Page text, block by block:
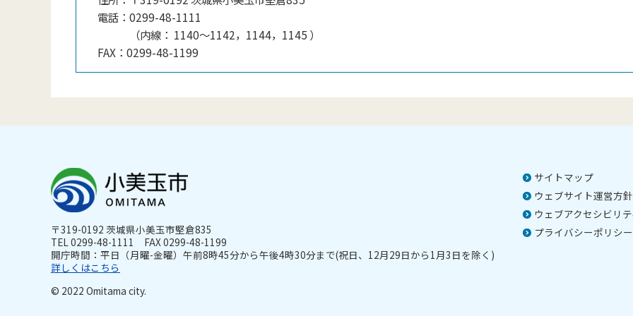
電話： 0299-48-1111
（内線 ： 1140〜1142，1144，1145 ）
FAX： 0299-48-1199
サイトマップ
ウェブサイト運営方針
ウェブアクセシビリ
プライバシーポリシー
〒319-0192 茨城県小美玉市堅倉835
TEL 0299-48-1111 FAX 0299-48-1199
開庁時間：平日（月曜-金曜）午前8時45分から午後4時30分まで(祝日、12月29日から1月3日を除く)
詳しくはこちら
© 2022 Omitama city.